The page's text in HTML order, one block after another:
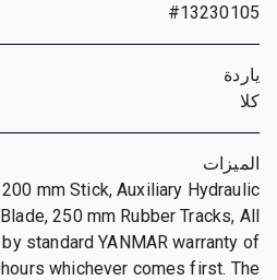
#13230105
ياردة
كلا
الميزات
mm Stick, Auxiliary Hydraulic
250 mm Rubber Tracks, All
standard YANMAR warranty of
whichever comes first. The